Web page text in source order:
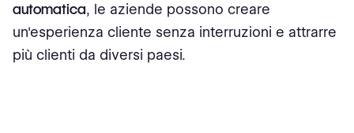
automatica, le aziende possono creare
un'esperienza cliente senza interruzioni e attrarre
più clienti da diversi paesi.